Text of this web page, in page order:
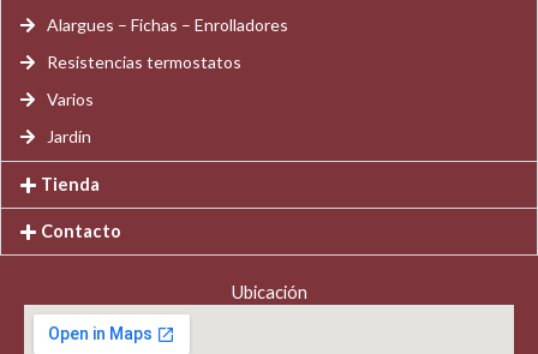
Alargues – Fichas – Enrolladores
Resistencias termostatos
Varios
Jardín
Tienda
Contacto
Ubicación